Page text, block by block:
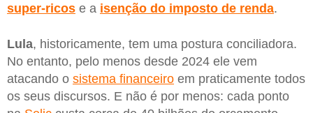
super-ricos e a isenção do imposto de renda.
Lula, historicamente, tem uma postura conciliadora.
No entanto, pelo menos desde 2024 ele vem
atacando o sistema financeiro em praticamente todos
os seus discursos. E não é por menos: cada ponto